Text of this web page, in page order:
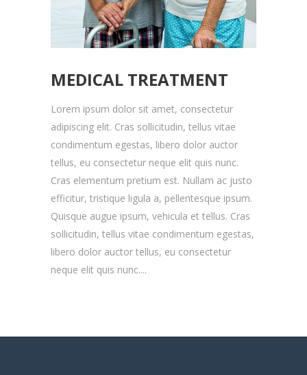
MEDICAL TREATMENT
Lorem ipsum dolor sit amet, consectetur
adipiscing elit. Cras sollicitudin, tellus vitae
condimentum egestas, libero dolor auctor
tellus, eu consectetur neque elit quis nunc.
Cras elementum pretium est. Nullam ac justo
efficitur, tristique ligula a, pellentesque ipsum.
Quisque augue ipsum, vehicula et tellus. Cras
sollicitudin, tellus vitae condimentum egestas,
libero dolor auctor tellus, eu consectetur
neque elit quis nunc....